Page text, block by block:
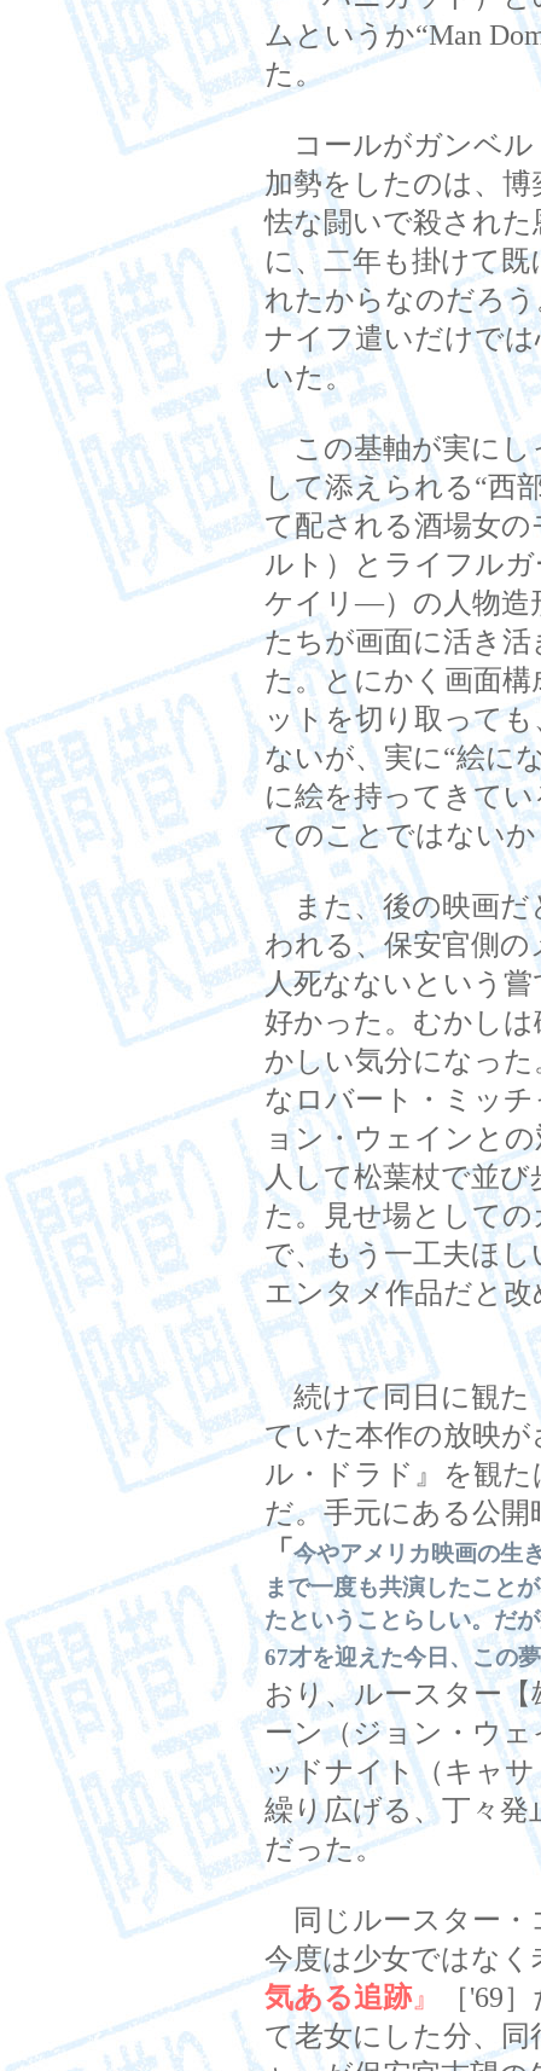
ムというか“Man
た。
コールがガンベル
加勢をしたのは、
怯な闘いで殺され
に、二年も掛けて
れたからなのだろ
ナイフ遣いだけで
いた。
この基軸が実にし
して添えられる“西
て配される酒場女
ルト）とライフル
ケイリ―）の人物造
たちが画面に活き
た。とにかく画面
ットを切り取って
ないが、実に“絵に
に絵を持ってきて
てのことではない
また、後の映画だ
われる、保安官側
人死なないという
好かった。むかし
かしい気分になっ
なロバート・ミッ
ョン・ウェインと
人して松葉杖で並
た。見せ場として
で、もう一工夫ほ
エンタメ作品だと
続けて同日に観た
ていた本作の放映
ル・ドラド』を観
だ。手元にある公
「 今やアメリカ映画の生
まで一度も共演したこと
たということらしい。だ
67才を迎えた今日、この
おり、ルースター
ーン（ジョン・ウ
ッドナイト（キャ
繰り広げる、丁々
だった。
同じルースター・
今度は少女ではな
気ある追跡』
［'69
て老女にした分、